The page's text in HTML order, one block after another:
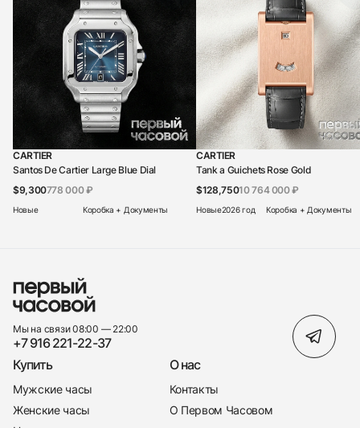
CARTIER
Santos De Cartier Large Blue Dial
$9,300778 000 ₽
Новые Коробка + Документы
CARTIER
Tank a Guichets Rose Gold
$128,75010 764 000 ₽
Новые2026 год Коробка + Документы
Мы на связи 08:00 — 22:00
+7 916 221-22-37
Купить
Мужские часы
Женские часы
О нас
Контакты
О Первом Часовом